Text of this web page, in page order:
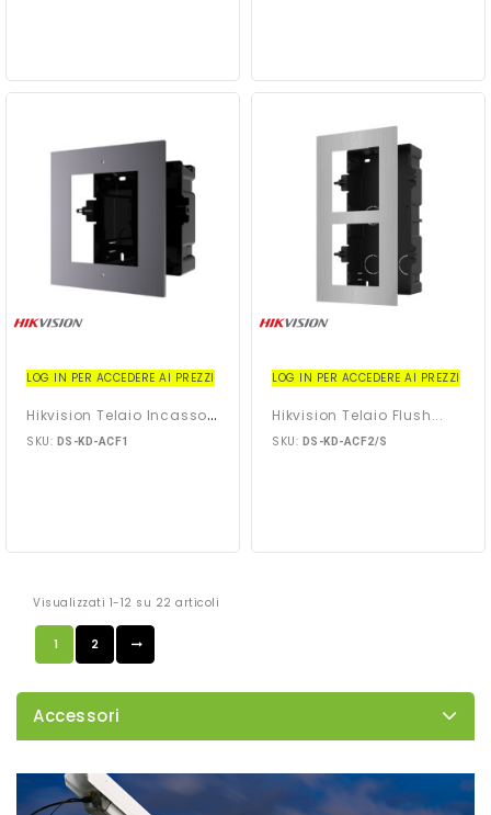
LOG IN PER ACCEDERE AI PREZZI
H
Ikvision Telaio Incasso...
SKU: DS-KD-ACF1
LOG IN PER ACCEDERE AI PREZZI
Hikvision Telaio Flush...
SKU: DS-KD-ACF2/S
Visualizzati 1-12 su 22 articoli
1 2
Accessori